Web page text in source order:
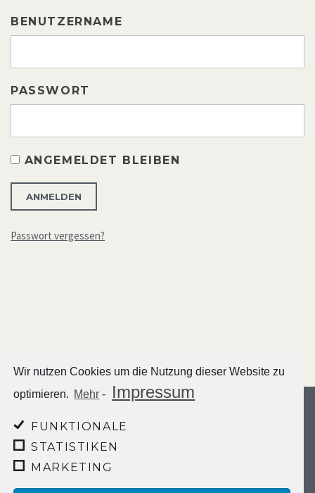
Wir nutzen Cookies um die Nutzung dieser Website zu
optimieren. Mehr - Impressum
FUNKTIONALE
STATISTIKEN
MARKETING
BENUTZERNAME
PASSWORT
ANGEMELDET BLEIBEN
Passwort vergessen?
© 2026 Baby-Geburtshoroskop.de. All rights reserved.
Datenschutzerklärung